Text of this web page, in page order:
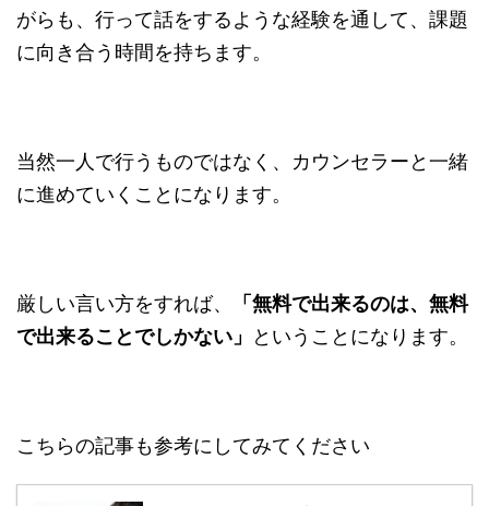
がらも、行って話をするような経験を通して、課題
に向き合う時間を持ちます。
当然一人で行うものではなく、カウンセラーと一緒
に進めていくことになります。
厳しい言い方をすれば、
「無料で出来るのは、無料
で出来ることでしかない」
ということになります。
こちらの記事も参考にしてみてください